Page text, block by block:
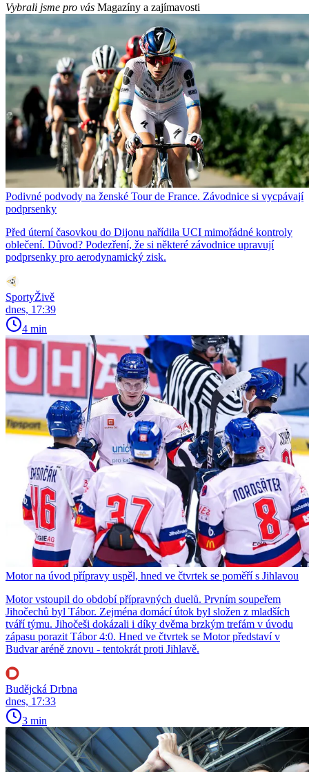
Vybrali jsme pro vás Magazíny a zajímavosti
Podivné podvody na ženské Tour de France. Závodnice si vycpávají
podprsenky
Před úterní časovkou do Dijonu nařídila UCI mimořádné kontroly
oblečení. Důvod? Podezření, že si některé závodnice upravují
podprsenky pro aerodynamický zisk.
SportyŽivě
dnes, 17:39
4 min
Motor na úvod přípravy uspěl, hned ve čtvrtek se poměří s Jihlavou
Motor vstoupil do období přípravných duelů. Prvním soupeřem
Jihočechů byl Tábor. Zejména domácí útok byl složen z mladších
tváří týmu. Jihočeši dokázali i díky dvěma brzkým trefám v úvodu
zápasu porazit Tábor 4:0. Hned ve čtvrtek se Motor představí v
Budvar aréně znovu - tentokrát proti Jihlavě.
Budějcká Drbna
dnes, 17:33
3 min